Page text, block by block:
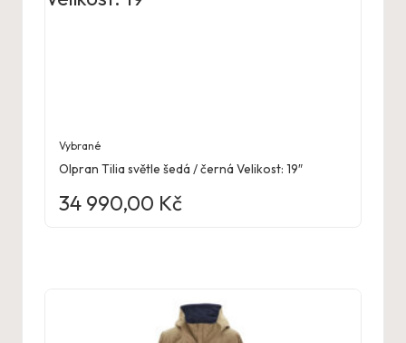
Vybrané
Olpran Tilia světle šedá / černá Velikost: 19″
34 990,00 Kč